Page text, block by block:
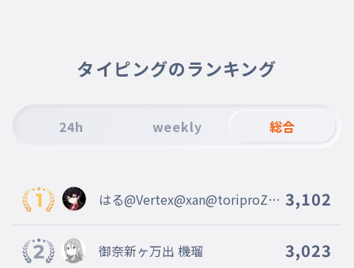
FJFJFJFJFJFJFJFJ
fjfjfjfjfjfjfj
FJFJFJFJFJFJFJFJFJ
010
FJFJFJFJFJFJFJFJFJFJ
fjfjfjfjfjfjfjfjfj
FJFJFJFJFJFJFJFJFJFJFJ
タイピングのランキング
24h weekly 総合
はる@Vertex@xan@toriproZΩ 3,102
御奈新ヶ万出 機瑠 3,023